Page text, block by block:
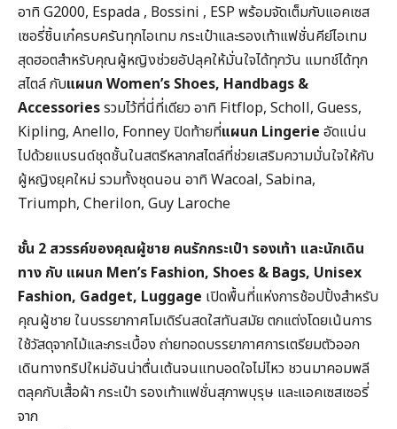
อาทิ G2000, Espada , Bossini , ESP พร้อมจัดเต็มกับแอคเซส
เซอรี่ชิ้นเก๋ครบครันทุกไอเทม กระเป๋าและรองเท้าแฟชั่นคีย์ไอเทม
สุดฮอตสำหรับคุณผู้หญิงช่วยอัปลุคให้มั่นใจได้ทุกวัน แมทช์ได้ทุก
สไตล์ กับแผนก Women’s Shoes, Handbags &
Accessoriesรวมไว้ที่นี่ที่เดียว อาทิ Fitflop, Scholl, Guess,
Kipling, Anello, Fonney ปิดท้ายที่แผนก Lingerie อัดแน่น
ไปด้วยแบรนด์ชุดชั้นในสตรีหลากสไตล์ที่ช่วยเสริมความมั่นใจให้กับ
ผู้หญิงยุคใหม่ รวมทั้งชุดนอน อาทิ Wacoal, Sabina,
Triumph, Cherilon, Guy Laroche
ชั้น 2 สวรรค์ของคุณผู้ชาย คนรักกระเป๋า รองเท้า และนักเดิน
ทาง กับ แผนก Men’s Fashion, Shoes & Bags, Unisex
Fashion, Gadget, Luggage เปิดพื้นที่แห่งการช้อปปิ้งสำหรับ
คุณผู้ชาย ในบรรยากาศโมเดิร์นสดใสทันสมัย ตกแต่งโดยเน้นการ
ใช้วัสดุจากไม้และกระเบื้อง ถ่ายทอดบรรยากาศการเตรียมตัวออก
เดินทางทริปใหม่อันน่าตื่นเต้นจนแทบอดใจไม่ไหว ชวนมาคอมพลี
ตลุคกับเสื้อผ้า กระเป๋า รองเท้าแฟชั่นสุภาพบุรุษ และแอคเซสเซอรี่
จาก